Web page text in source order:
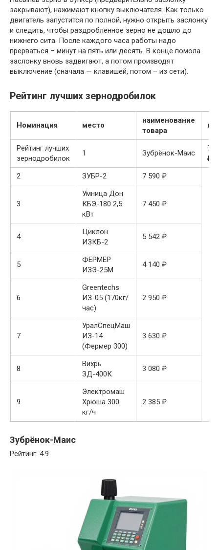
закрывают), нажимают кнопку выключателя. Как только
двигатель запустится по полной, нужно открыть заслонку
и следить, чтобы раздробленное зерно не дошло до
нижнего сита. После каждого часа работы надо
прерваться – минут на пять или десять. В конце помола
заслонку вновь задвигают, а потом производят
выключение (сначала — клавишей, потом – из сети).
Рейтинг лучших зернодробилок
Номинация место
наименование
товара
Рейтинг лучших
зернодробилок
1 Зубрёнок-Маис
7
₽
2
ЗУБР-2 7 590 ₽
3
Умница Дон
КБЭ-180 2,5
кВт
7 450 ₽
4
Циклон
ИЗКБ-2
5 542 ₽
5
ФЕРМЕР
ИЗЭ-25М
4 140 ₽
6
Greentechs
ИЗ-05 (170кг/
час)
2 950 ₽
7
УралСпецМаш
ИЗ-14
(Фермер 300)
3 630 ₽
8
Вихрь
ЗД-400К
3 080 ₽
9
Электромаш
Хрюша 300
кг/ч
2 385 ₽
Зубрёнок-Маис
Рейтинг: 4.9